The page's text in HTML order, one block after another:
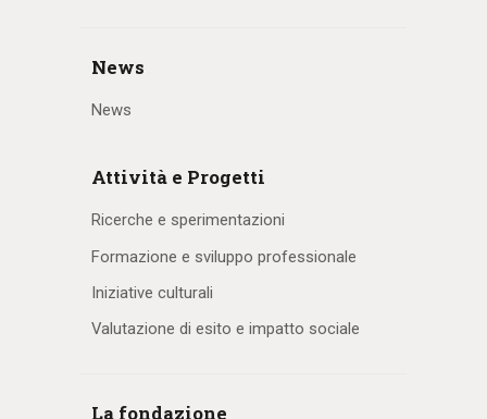
News
News
Attività e Progetti
Ricerche e sperimentazioni
Formazione e sviluppo professionale
Iniziative culturali
Valutazione di esito e impatto sociale
La fondazione